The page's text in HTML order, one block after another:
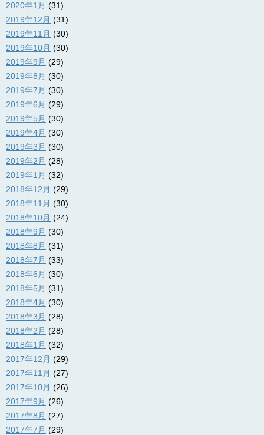
2020年1月 (31)
2019年12月 (31)
2019年11月 (30)
2019年10月 (30)
2019年9月 (29)
2019年8月 (30)
2019年7月 (30)
2019年6月 (29)
2019年5月 (30)
2019年4月 (30)
2019年3月 (30)
2019年2月 (28)
2019年1月 (32)
2018年12月 (29)
2018年11月 (30)
2018年10月 (24)
2018年9月 (30)
2018年8月 (31)
2018年7月 (33)
2018年6月 (30)
2018年5月 (31)
2018年4月 (30)
2018年3月 (28)
2018年2月 (28)
2018年1月 (32)
2017年12月 (29)
2017年11月 (27)
2017年10月 (26)
2017年9月 (26)
2017年8月 (27)
2017年7月 (29)